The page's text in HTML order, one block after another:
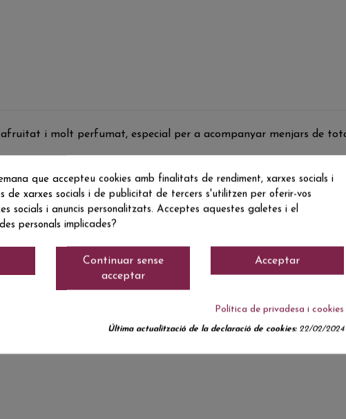
i molt perfumat, especial per a acompanyar menjars de
Actualment no hi ha ressenyes de clients.
que accepteu cookies amb finalitats de rendiment, xarxes socials i
de xarxes socials i de publicitat de tercers s'utilitzen per oferir-vos
socials i anuncis personalitzats. Acceptes aquestes galetes i el
personals implicades?
Acceptar
Continuar sense
acceptar
Política de privadesa i cookies
Última actualització de la declaració de cookies:22/02/2024